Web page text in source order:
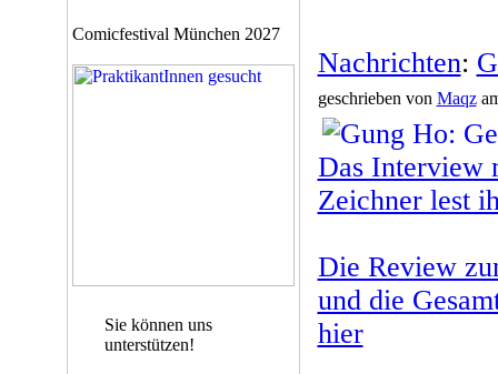
Comicfestival München 2027
Sie können uns
unterstützen!
Nachrichten:
geschrieben von Maqz
Das Interview
Zeichner lest
Die Review
und die
hier